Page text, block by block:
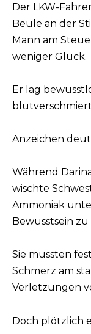
Der LKW-
Beule an der
Mann am
weniger Glück.
Er lag
Anzeichen
Während
wischte
Ammoniak
Bewusstsein
Sie mussten
Schmerz am
Verletzungen
Doch plötzlich